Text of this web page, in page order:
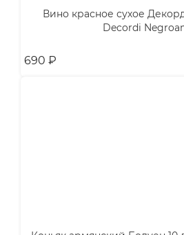
Вино красное сухое
Decordi
690 ₽